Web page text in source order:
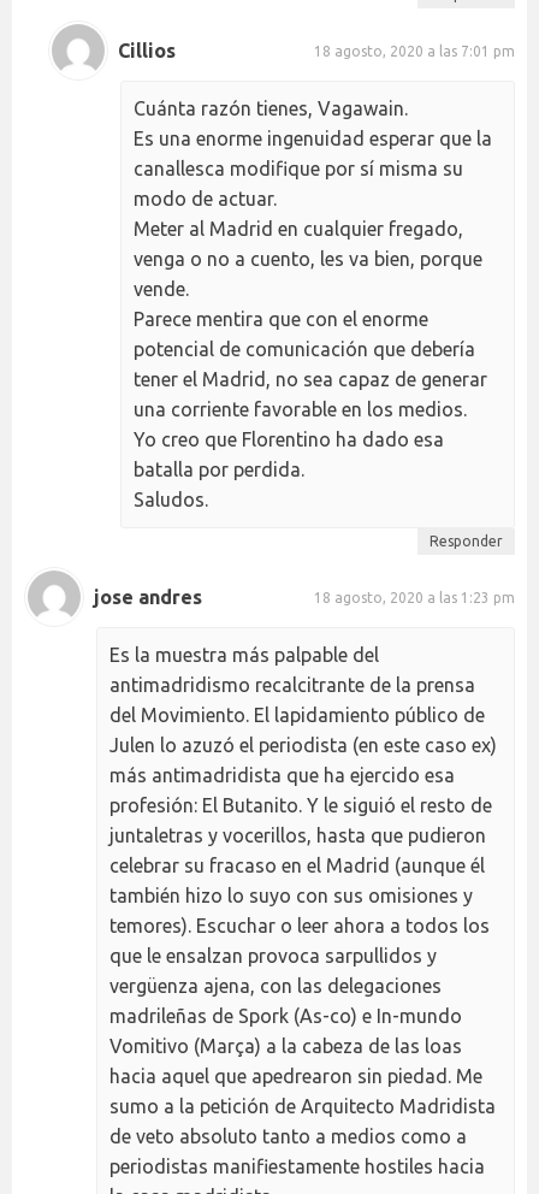
Cillios 18 agosto, 2020 a las 7:01 pm
Cuánta razón tienes, Vagawain.
Es una enorme ingenuidad esperar que la
canallesca modifique por sí misma su
modo de actuar.
Meter al Madrid en cualquier fregado,
venga o no a cuento, les va bien, porque
vende.
Parece mentira que con el enorme
potencial de comunicación que debería
tener el Madrid, no sea capaz de generar
una corriente favorable en los medios.
Yo creo que Florentino ha dado esa
batalla por perdida.
Saludos.
Responder
jose andres 18 agosto, 2020 a las 1:23 pm
Es la muestra más palpable del
antimadridismo recalcitrante de la prensa
del Movimiento. El lapidamiento público de
Julen lo azuzó el periodista (en este caso ex)
más antimadridista que ha ejercido esa
profesión: El Butanito. Y le siguió el resto de
juntaletras y vocerillos, hasta que pudieron
celebrar su fracaso en el Madrid (aunque él
también hizo lo suyo con sus omisiones y
temores). Escuchar o leer ahora a todos los
que le ensalzan provoca sarpullidos y
vergüenza ajena, con las delegaciones
madrileñas de Spork (As-co) e In-mundo
Vomitivo (Marça) a la cabeza de las loas
hacia aquel que apedrearon sin piedad. Me
sumo a la petición de Arquitecto Madridista
de veto absoluto tanto a medios como a
periodistas manifiestamente hostiles hacia